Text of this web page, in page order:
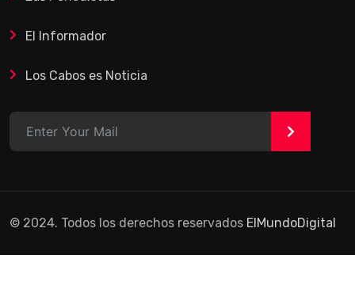
El Informador
Los Cabos es Noticia
>
© 2024. Todos los derechos reservados ElMundoDigital